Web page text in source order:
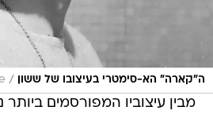
ה"קארה" הא-סימטרי בעיצובו של ששון /
מבין עיצוביו המפורסמים ביותר